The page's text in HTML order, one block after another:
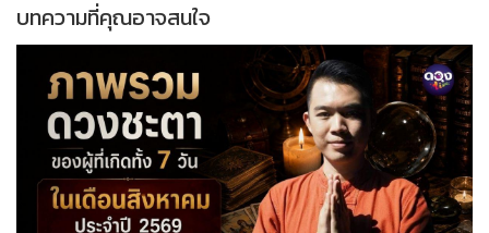
บทความที่คุณอาจสนใจ